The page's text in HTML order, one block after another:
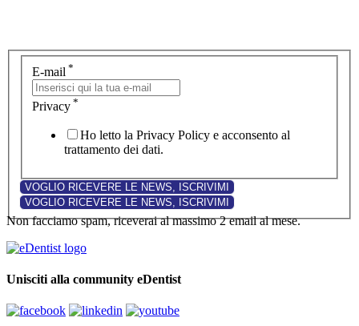
E-mail *
Privacy *
Ho letto la Privacy Policy e acconsento al
trattamento dei dati.
Non facciamo spam, riceverai al massimo 2 email al mese.
Unisciti alla community eDentist